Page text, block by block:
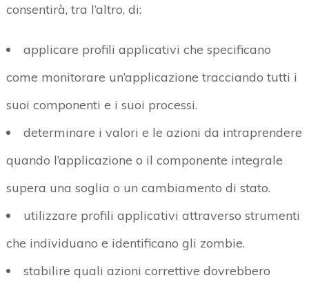
consentirà, tra l’altro, di:
applicare profili applicativi che specificano
come monitorare un’applicazione tracciando tutti i
suoi componenti e i suoi processi.
determinare i valori e le azioni da intraprendere
quando l’applicazione o il componente integrale
supera una soglia o un cambiamento di stato.
utilizzare profili applicativi attraverso strumenti
che individuano e identificano gli zombie.
stabilire quali azioni correttive dovrebbero